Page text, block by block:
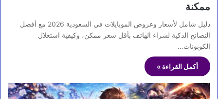
ممكنة
دليل شامل لأسعار وعروض الموبايلات في السعودية 2026 مع أفضل
النصائح الذكية لشراء الهاتف بأقل سعر ممكن، وكيفية استغلال
الكوبونات…
أكمل القراءة »